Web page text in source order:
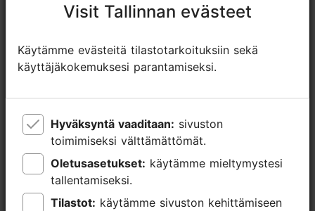
Lähellä olevia paikkoja
Visit Tallinnan evästeet
Käytämme evästeitä tilastotarkoituksiin sekä
käyttäjäkokemuksesi parantamiseksi.
Hyväksyntä vaaditaan:
toimimiseksi välttämättömät.
Oletusasetukset:
tallentamiseksi.
Tilastot:
Visit Tallinnan evästeet
Käytämme evästeitä tilastotarkoituksiin sekä
käyttäjäkokemuksesi parantamiseksi.
Hyväksyntä vaaditaan:
toimimiseksi välttämättömät.
Oletusasetukset:
tallentamiseksi.
Tilastot: